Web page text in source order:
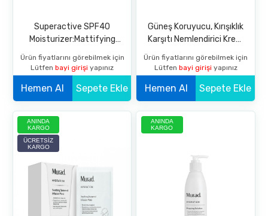
Superactive SPF40
Moisturizer:Mattifying
Ürün fiyatlarını görebilmek için
Lütfenbayi girişiyapınız
Hemen Al Sepete Ekle
Güneş Koruyucu, Kırışıklık
Karşıtı Nemlendirici Krem
Moisturizer Wrinkle-
Fighting
Ürün fiyatlarını görebilmek için
Lütfen bayi girişi yapınız
Hemen Al Sepete Ekle
ANINDA
KARGO
ÜCRETSIZ
KARGO
ANINDA
KARGO